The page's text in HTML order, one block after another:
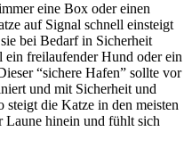
eine Box oder einen
auf Signal schnell einsteigt
bei Bedarf in Sicherheit
ein freilaufender Hund oder ein
“sichere Hafen” sollte vor
und mit Sicherheit und
die Katze in den meisten
Laune hinein und fühlt sich